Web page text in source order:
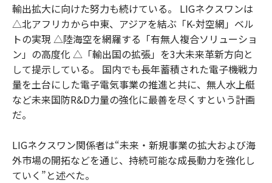
輸出拡大に向けた努力も続けている。 LIGネクスワンは
△北アフリカから中東、アジアを結ぶ「K-対空網」ベル
トの実現 △陸海空を網羅する「有無人複合ソリューショ
ン」の高度化 △「輸出国の拡張」を3大未来革新方向と
して提示している。 国内でも長年蓄積された電子機戦力
量を土台にした電子電気事業の推進と共に、無人水上艇
など未来国防R&D力量の強化に最善を尽くすという計画
だ。
LIGネクスワン関係者は“未来・新規事業の拡大および海
外市場の開拓などを通じ、持続可能な成長動力を強化し
ていく”と述べた。